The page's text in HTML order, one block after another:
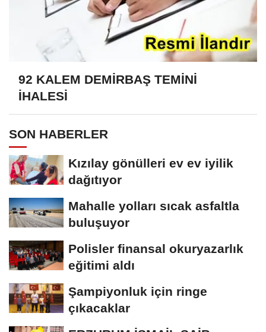
92 KALEM DEMİRBAŞ TEMİNİ
İHALESİ
SON HABERLER
Kızılay gönülleri ev ev iyilik
dağıtıyor
Mahalle yolları sıcak asfaltla
buluşuyor
Polisler finansal okuryazarlık
eğitimi aldı
Şampiyonluk için ringe
çıkacaklar